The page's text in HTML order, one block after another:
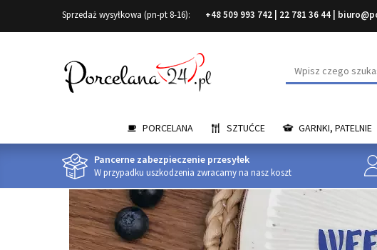
Sprzedaż wysyłkowa (pn-pt 8-16): +48 509 993 742 22 781 36 44
Wyszukaj
PORCELANA SZTUĆCE GARNKI, PATELNIE
Pancerne zabezpieczenie przesyłek
W przypadku uszkodzenia zwracamy na nasz koszt